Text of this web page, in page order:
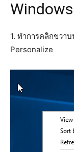
1. ทำการคลิกขวา
Personalize